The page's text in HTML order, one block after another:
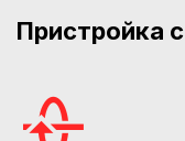
Пристройка